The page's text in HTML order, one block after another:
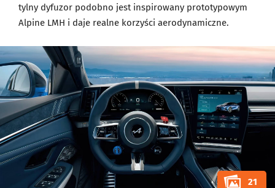
tylny dyfuzor podobno jest inspirowany prototypowym
Alpine LMH i daje realne korzyści aerodynamiczne.
21